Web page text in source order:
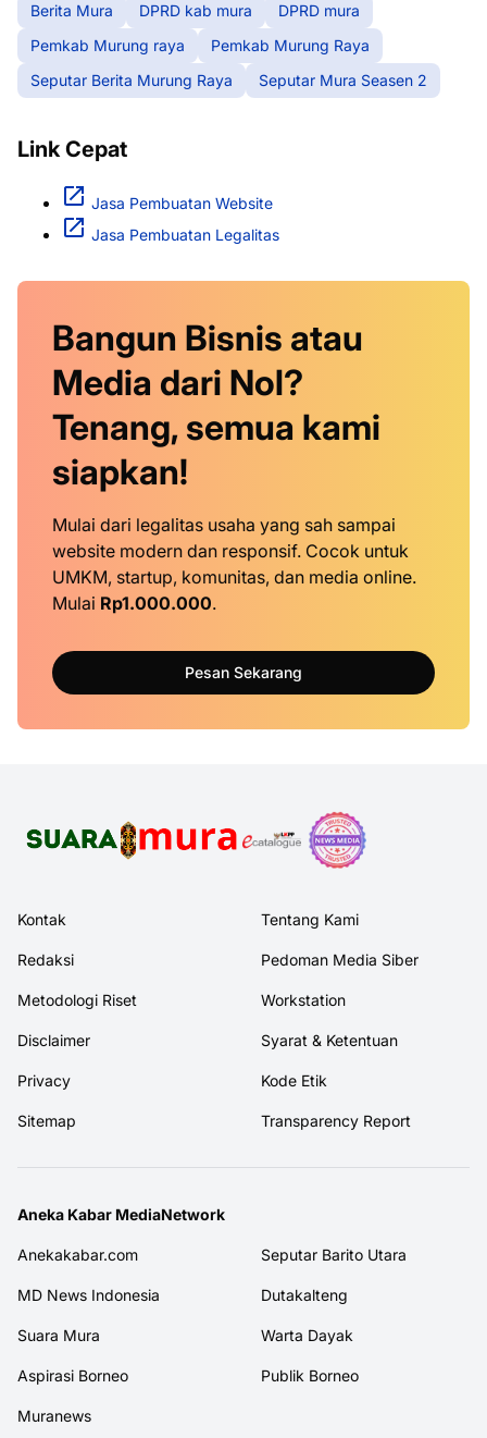
Berita Mura DPRD kab mura
DPRD mura
Pemkab Murung raya
Pemkab Murung Raya
Seputar Berita Murung Raya
Seputar Mura Seasen 2
Link Cepat
Jasa Pembuatan Website
Jasa Pembuatan Legalitas
Bangun Bisnis atau
Media dari Nol?
Tenang, semua kami
siapkan!
Mulai dari legalitas usaha yang sah sampai
website modern dan responsif. Cocok untuk
UMKM, startup, komunitas, dan media online.
Mulai Rp1.000.000.
Pesan Sekarang
Kontak Tentang Kami
Redaksi Pedoman Media Siber
Metodologi Riset Workstation
Disclaimer Syarat & Ketentuan
Privacy Kode Etik
Sitemap Transparency Report
Aneka Kabar MediaNetwork
Anekakabar.com Seputar Barito Utara
MD News Indonesia Dutakalteng
Suara Mura Warta Dayak
Aspirasi Borneo Publik Borneo
Muranews